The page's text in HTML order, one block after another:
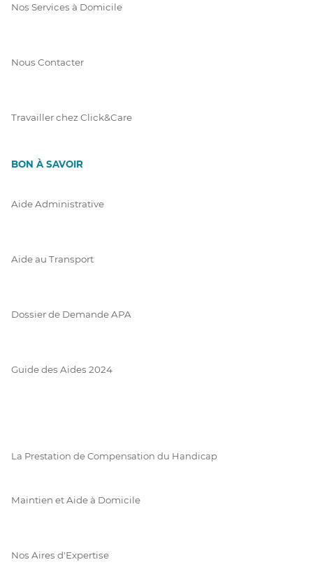
Nos Services à Domicile
Nous Contacter
Travailler chez Click&Care
BON À SAVOIR
Aide Administrative
Aide au Transport
Dossier de Demande APA
Guide des Aides 2024
La Prestation de Compensation du Handicap
Maintien et Aide à Domicile
Nos Aires d'Expertise